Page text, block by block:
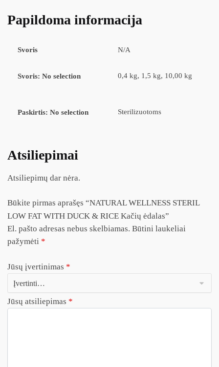
Papildoma informacija
Svoris N/A
Svoris: No selection 0,4 kg, 1,5 kg, 10,00 kg
Paskirtis: No selection Sterilizuotoms
Atsiliepimai
Atsiliepimų dar nėra.
Būkite pirmas aprašęs “NATURAL WELLNESS STERIL
LOW FAT WITH DUCK & RICE Kačių ėdalas”
El. pašto adresas nebus skelbiamas. Būtini laukeliai
pažymėti *
Jūsų įvertinimas *
Jūsų atsiliepimas *